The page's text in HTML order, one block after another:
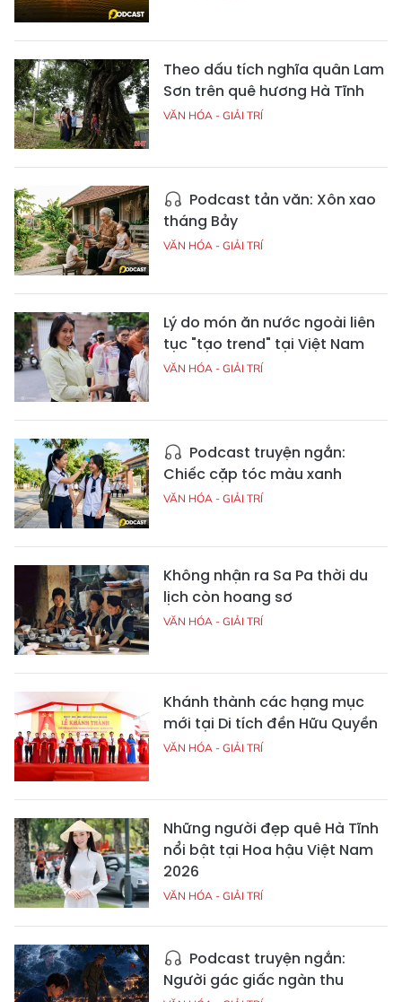
Theo dấu tích nghĩa quân Lam
Sơn trên quê hương Hà Tĩnh
VĂN HÓA - GIẢI TRÍ
Podcast tản văn: Xôn xao
tháng Bảy
VĂN HÓA - GIẢI TRÍ
Lý do món ăn nước ngoài liên
tục "tạo trend" tại Việt Nam
VĂN HÓA - GIẢI TRÍ
Podcast truyện ngắn:
Chiếc cặp tóc màu xanh
VĂN HÓA - GIẢI TRÍ
Không nhận ra Sa Pa thời du
lịch còn hoang sơ
VĂN HÓA - GIẢI TRÍ
Khánh thành các hạng mục
mới tại Di tích đền Hữu Quyền
VĂN HÓA - GIẢI TRÍ
Những người đẹp quê Hà Tĩnh
nổi bật tại Hoa hậu Việt Nam
2026
VĂN HÓA - GIẢI TRÍ
Podcast truyện ngắn:
Người gác giấc ngàn thu